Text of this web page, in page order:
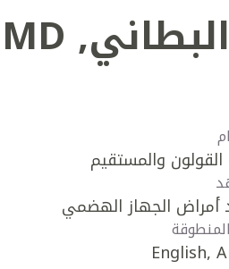
,
MD
القولون والمستقيم
الجهاز الهضمي
English,